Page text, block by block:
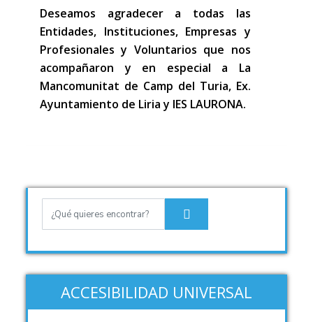
Deseamos agradecer a todas las
Entidades, Instituciones, Empresas y
Profesionales y Voluntarios que nos
acompañaron y en especial a La
Mancomunitat de Camp del Turia, Ex.
Ayuntamiento de Liria y IES LAURONA.
ACCESIBILIDAD UNIVERSAL